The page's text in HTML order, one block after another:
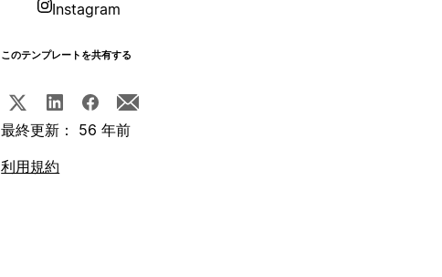
Instagram
このテンプレートを共有する
最終更新： 56 年前
利用規約